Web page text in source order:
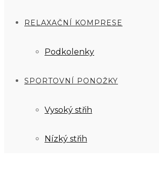
RELAXAČNÍ KOMPRESE
Podkolenky
SPORTOVNÍ PONOŽKY
Vysoký střih
Nízký střih